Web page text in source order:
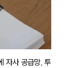
자사 공급망, 투